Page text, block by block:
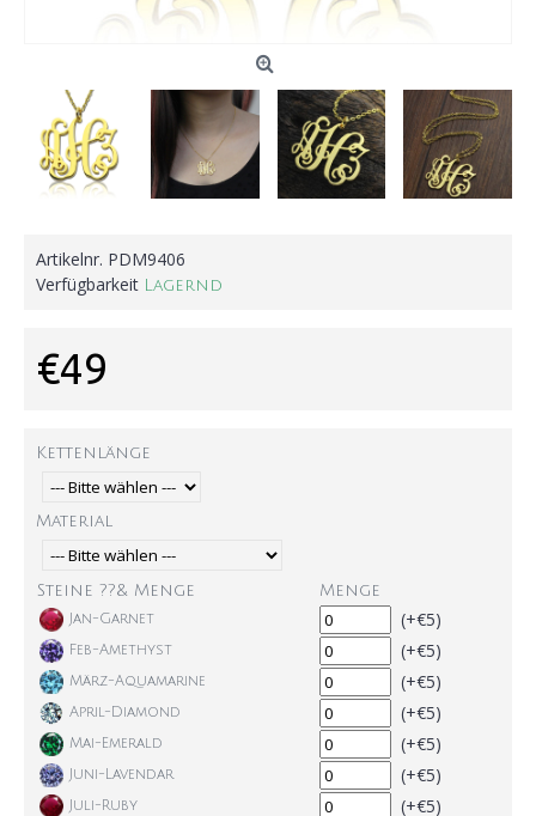
Artikelnr. PDM9406
Verfügbarkeit
Lagernd
€49
Kettenlänge
Material
Steine ??& Menge Menge
Jan-Garnet (+€5)
Feb-Amethyst (+€5)
März-Aquamarine (+€5)
April-Diamond (+€5)
Mai-Emerald (+€5)
Juni-Lavendar (+€5)
Juli-Ruby (+€5)